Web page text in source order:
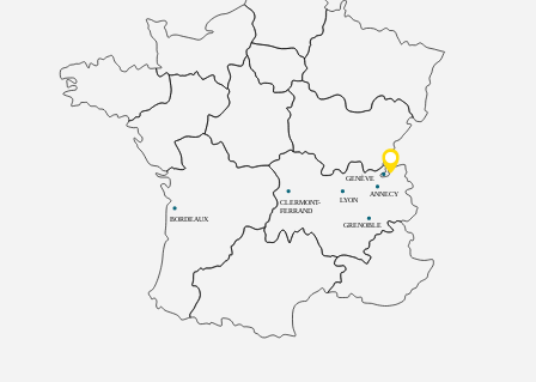
BORDEAUX
CLERMONT-
FERRAND
LYON
ANNECY
GRENOBLE
GENÈVE